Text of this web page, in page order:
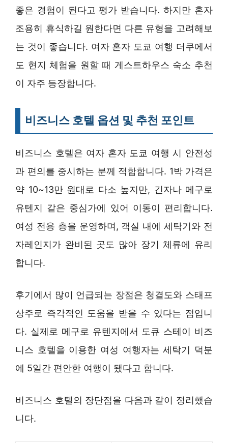
좋은 경험이 된다고 평가 받습니다. 하지만 혼자
조용히 휴식하길 원한다면 다른 유형을 고려해보
는 것이 좋습니다. 여자 혼자 도쿄 여행 더쿠에서
도 현지 체험을 원할 때 게스트하우스 숙소 추천
이 자주 등장합니다.
비즈니스 호텔 옵션 및 추천 포인트
비즈니스 호텔은 여자 혼자 도쿄 여행 시 안전성
과 편의를 중시하는 분께 적합합니다. 1박 가격은
약 10~13만 원대로 다소 높지만, 긴자나 메구로
유텐지 같은 중심가에 있어 이동이 편리합니다.
여성 전용 층을 운영하며, 객실 내에 세탁기와 전
자레인지가 완비된 곳도 많아 장기 체류에 유리
합니다.
후기에서 많이 언급되는 장점은 청결도와 스태프
상주로 즉각적인 도움을 받을 수 있다는 점입니
다. 실제로 메구로 유텐지에서 도큐 스테이 비즈
니스 호텔을 이용한 여성 여행자는 세탁기 덕분
에 5일간 편안한 여행이 됐다고 합니다.
비즈니스 호텔의 장단점을 다음과 같이 정리했습
니다.